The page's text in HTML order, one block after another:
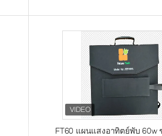
FT60 แผนแสงอาทิตย์พับ 60w